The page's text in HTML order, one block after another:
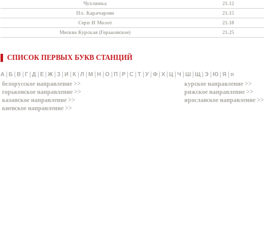
Чухлинка
21.12
Пл. Карачарово
21.15
Серп И Молот
21.18
Москва Курская (Горьковское)
21.25
СПИСОК ПЕРВЫХ БУКВ СТАНЦИЙ
А Б В Г Д Е Ж З И К Л М Н О П Р С Т У Ф Х Ц Ч Ш Щ Э Ю Я п
белорусское направление >>
горьковское направление >>
казанское направление >>
киевское направление >>
курское направление >>
рижское направление >>
ярославское направление >>